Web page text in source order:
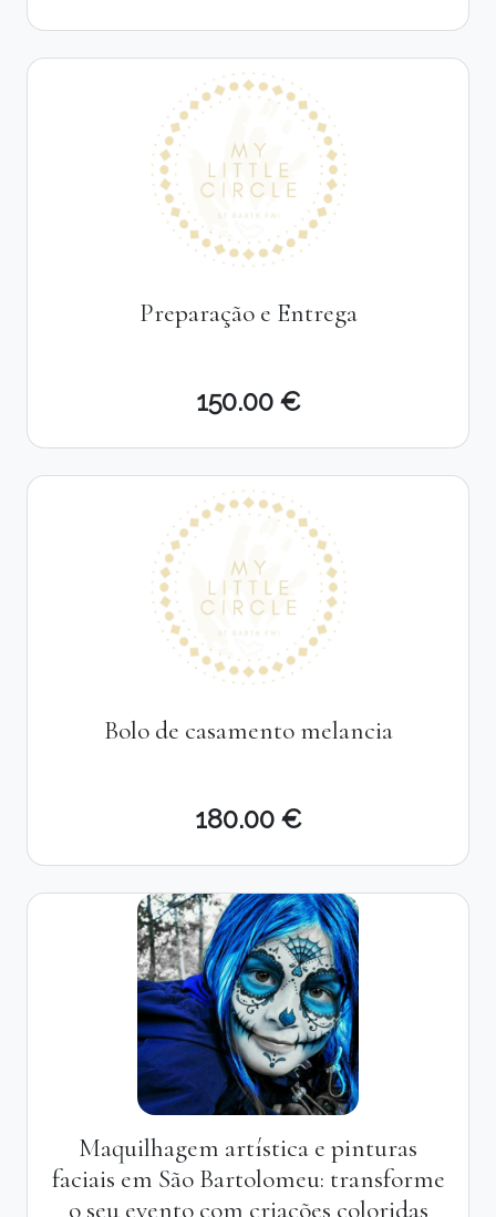
Preparação e Entrega
150.00 €
Bolo de casamento melancia
180.00 €
Maquilhagem artística e pinturas
faciais em São Bartolomeu: transforme
o seu evento com criações coloridas